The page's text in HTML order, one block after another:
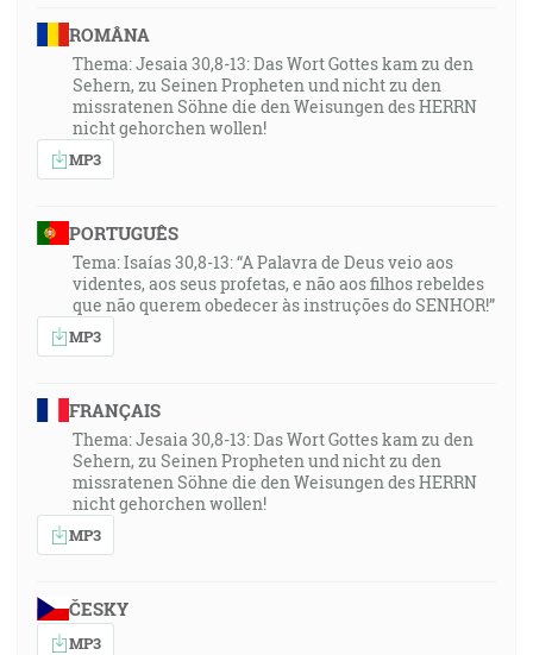
ROMÂNA
Thema: Jesaia 30,8-13: Das Wort Gottes kam zu den
Sehern, zu Seinen Propheten und nicht zu den
missratenen Söhne die den Weisungen des HERRN
nicht gehorchen wollen!
MP3
PORTUGUÊS
Tema: Isaías 30,8-13: “A Palavra de Deus veio aos
videntes, aos seus profetas, e não aos filhos rebeldes
que não querem obedecer às instruções do SENHOR!”
MP3
FRANÇAIS
Thema: Jesaia 30,8-13: Das Wort Gottes kam zu den
Sehern, zu Seinen Propheten und nicht zu den
missratenen Söhne die den Weisungen des HERRN
nicht gehorchen wollen!
MP3
ČESKY
MP3